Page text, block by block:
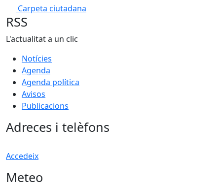
Carpeta ciutadana
RSS
L'actualitat a un clic
Notícies
Agenda
Agenda política
Avisos
Publicacions
Adreces i telèfons
Accedeix
Meteo